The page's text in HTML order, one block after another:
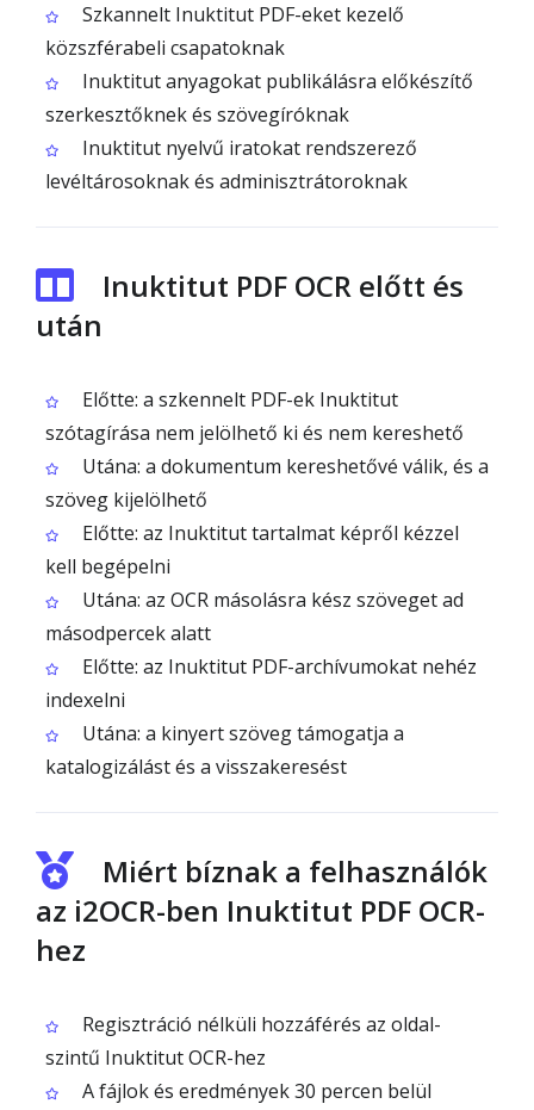
Szkannelt Inuktitut PDF-eket kezelő
közszférabeli csapatoknak
Inuktitut anyagokat publikálásra előkészítő
szerkesztőknek és szövegíróknak
Inuktitut nyelvű iratokat rendszerező
levéltárosoknak és adminisztrátoroknak
Inuktitut PDF OCR előtt és
után
Előtte: a szkennelt PDF-ek Inuktitut
szótagírása nem jelölhető ki és nem kereshető
Utána: a dokumentum kereshetővé válik, és a
szöveg kijelölhető
Előtte: az Inuktitut tartalmat képről kézzel
kell begépelni
Utána: az OCR másolásra kész szöveget ad
másodpercek alatt
Előtte: az Inuktitut PDF-archívumokat nehéz
indexelni
Utána: a kinyert szöveg támogatja a
katalogizálást és a visszakeresést
Miért bíznak a felhasználók
az i2OCR-ben Inuktitut PDF OCR-
hez
Regisztráció nélküli hozzáférés az oldal-
szintű Inuktitut OCR-hez
A fájlok és eredmények 30 percen belül